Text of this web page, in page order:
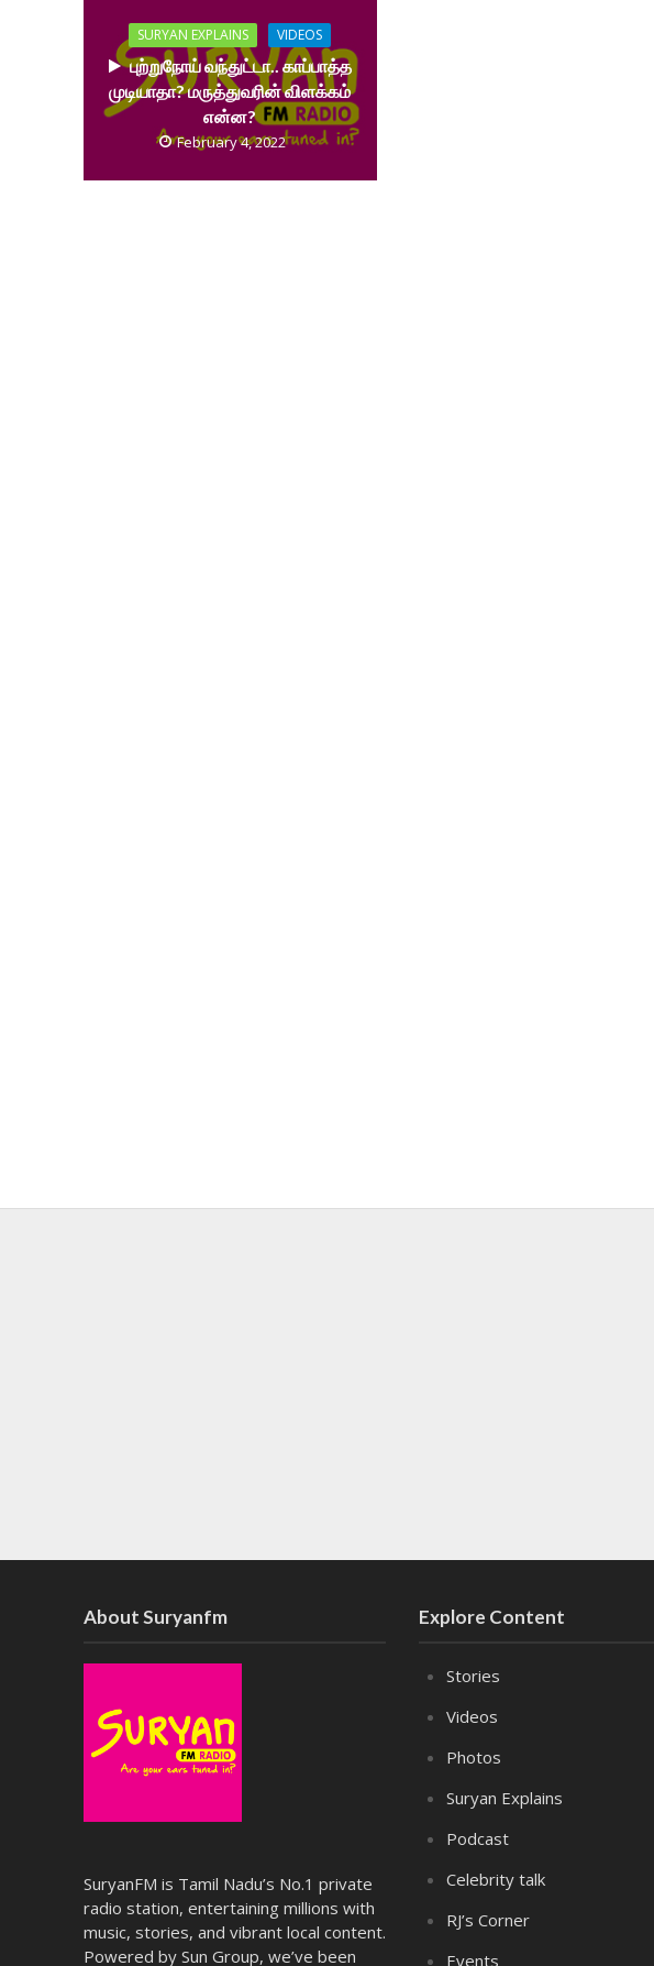
SURYAN EXPLAINS VIDEOS
புற்றுநோய் வந்துட்டா.. காப்பாத்த
முடியாதா? மருத்துவரின் விளக்கம்
என்ன?
February 4, 2022
About Suryanfm
SuryanFM is Tamil Nadu’s No.1 private
radio station, entertaining millions with
music, stories, and vibrant local content.
Powered by Sun Group, we’ve been
Explore Content
Stories
Videos
Photos
Suryan Explains
Podcast
Celebrity talk
RJ’s Corner
Events